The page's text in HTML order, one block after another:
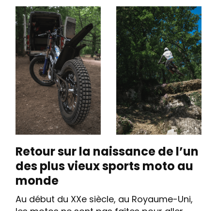
Retour sur la naissance de l’un
des plus vieux sports moto au
monde
Au début du XXe siècle, au Royaume-Uni,